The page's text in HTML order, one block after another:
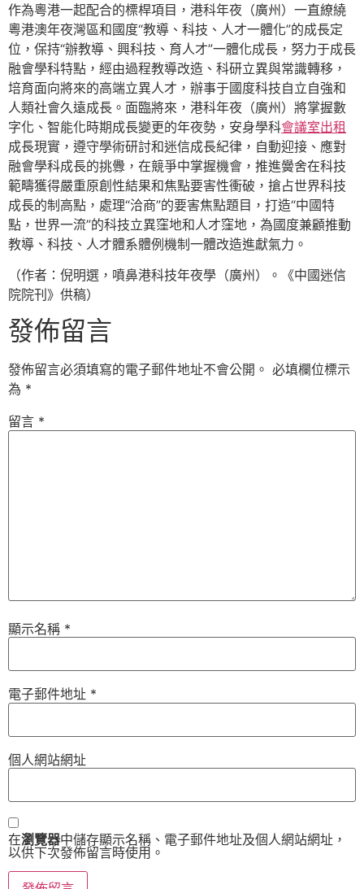
作為粵港一起配合的標桿項目，港科年夜（廣州）一直繚繞
粵港澳年夜灣區和國度“教導、科技、人才一體化”的成長定
位，保持“辦教導、興科技、育人才”一體化成長，努力于成長
融會學科特點，經由過程教導改造、科研立異與常識轉移，
培育面向將來的高端立異人才，辦事于國度科技自立自強和
人類社會久遠成長。面臨將來，港科年夜（廣州）將掌握數
字化、智能化時期成長變更的年夜勢，安身學科會議室出租
成長現實，遵守學術研討和迷信成長紀律，自動迎接、應對
融會學科成長的挑釁，在競爭中掌握機會，推進黌舍在科技
範疇獲得嚴重原創性結果和焦點要害性衝破，搶占世界科技
成長的制高點，處理“洽商”的要害焦點題目，打造“中國特
點，世界一流”的科技立異窪地和人才窪地，為國度兼顧推動
教導、科技、人才體系體例機制一體改造進獻氣力。
（作者：倪明選，噴鼻港科技年夜學（廣州）。《中國迷信
院院刊》供稿）
發佈留言
發佈留言必須填寫的電子郵件地址不會公開。 必填欄位標示
為 *
留言 *
顯示名稱 *
電子郵件地址 *
個人網站網址
在瀏覽器中儲存顯示名稱、電子郵件地址及個人網站網址，
以供下次發佈留言時使用。